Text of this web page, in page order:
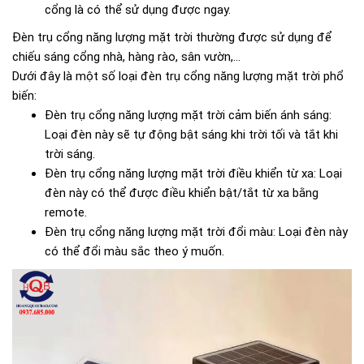
cổng là có thể sử dụng được ngay.
Đèn trụ cổng năng lượng mặt trời thường được sử dụng để
chiếu sáng cổng nhà, hàng rào, sân vườn,...
Dưới đây là một số loại đèn trụ cổng năng lượng mặt trời phổ
biến:
Đèn trụ cổng năng lượng mặt trời cảm biến ánh sáng:
Loại đèn này sẽ tự động bật sáng khi trời tối và tắt khi
trời sáng.
Đèn trụ cổng năng lượng mặt trời điều khiển từ xa: Loại
đèn này có thể được điều khiển bật/tắt từ xa bằng
remote.
Đèn trụ cổng năng lượng mặt trời đổi màu: Loại đèn này
có thể đổi màu sắc theo ý muốn.